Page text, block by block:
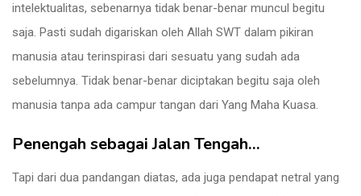
intelektualitas, sebenarnya tidak benar-benar muncul begitu
saja. Pasti sudah digariskan oleh Allah SWT dalam pikiran
manusia atau terinspirasi dari sesuatu yang sudah ada
sebelumnya. Tidak benar-benar diciptakan begitu saja oleh
manusia tanpa ada campur tangan dari Yang Maha Kuasa.
Penengah sebagai Jalan Tengah…
Tapi dari dua pandangan diatas, ada juga pendapat netral yang